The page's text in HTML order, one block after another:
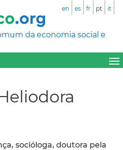
da economia social e
en es fr pt it
socióloga, doutora pela